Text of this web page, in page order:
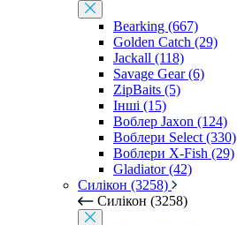
Bearking (667)
Golden Catch (29)
Jackall (118)
Savage Gear (6)
ZipBaits (5)
Інші (15)
Воблер Jaxon (124)
Воблери Select (330)
Воблери X-Fish (29)
Gladiator (42)
Силікон (3258)
Силікон (3258)